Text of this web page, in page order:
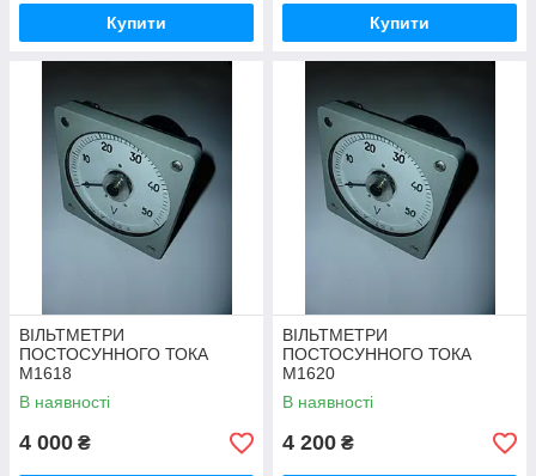
Купити Купити
ВІЛЬТМЕТРИ
ПОСТОСУННОГО ТОКА
М1618
В наявності
4 000 ₴
ВІЛЬТМЕТРИ
ПОСТОСУННОГО ТОКА
М1620
В наявності
4 200 ₴